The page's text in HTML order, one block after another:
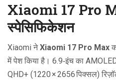
Xiaomi 17 Pro
स्पेसिफिकेशन
Xiaomi नेXiaomi 17 Pro Max
में पेश किया है। 6.9‑इंच का
QHD+ (1220 × 2656 पिक्सल)